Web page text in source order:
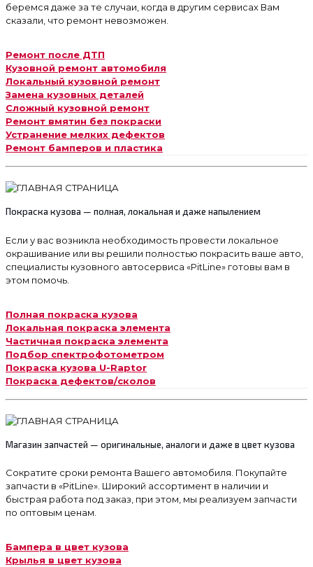
беремся даже за те случаи, когда в другим сервисах Вам
сказали, что ремонт невозможен.
Ремонт после ДТП
Кузовной ремонт автомобиля
Локальный кузовной ремонт
Замена кузовных деталей
Сложный кузовной ремонт
Ремонт вмятин без покраски
Устранение мелких дефектов
Ремонт бамперов и пластика
Покраска кузова — полная, локальная и даже напылением
Если у вас возникла необходимость провести локальное
окрашивание или вы решили полностью покрасить ваше авто,
специалисты кузовного автосервиса «PitLine» готовы вам в
этом помочь.
Полная покраска кузова
Локальная покраска элемента
Частичная покраска элемента
Подбор спектрофотометром
Покраска кузова U-Raptor
Покраска дефектов/сколов
Магазин запчастей — оригинальные, аналоги и даже в цвет кузова
Сократите сроки ремонта Вашего автомобиля. Покупайте
запчасти в «PitLine». Широкий ассортимент в наличии и
быстрая работа под заказ, при этом, мы реализуем запчасти
по оптовым ценам.
Бампера в цвет кузова
Крылья в цвет кузова